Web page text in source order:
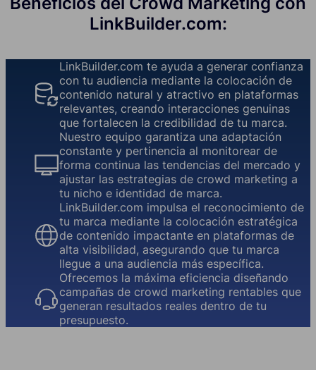
LinkBuilder.com:
LinkBuilder.com te ayuda a generar confianza
con tu audiencia mediante la colocación de
contenido natural y atractivo en plataformas
relevantes, creando interacciones genuinas
que fortalecen la credibilidad de tu marca.
Nuestro equipo garantiza una adaptación
constante y pertinencia al monitorear de
forma continua las tendencias del mercado y
ajustar las estrategias de crowd marketing a
tu nicho e identidad de marca.
LinkBuilder.com impulsa el reconocimiento de
tu marca mediante la colocación estratégica
de contenido impactante en plataformas de
alta visibilidad, asegurando que tu marca
llegue a una audiencia más específica.
Ofrecemos la máxima eficiencia diseñando
campañas de crowd marketing rentables que
generan resultados reales dentro de tu
presupuesto.